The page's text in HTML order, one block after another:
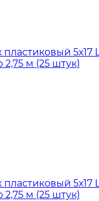
5х17
м (25 штук)
5х17
м (25 штук)